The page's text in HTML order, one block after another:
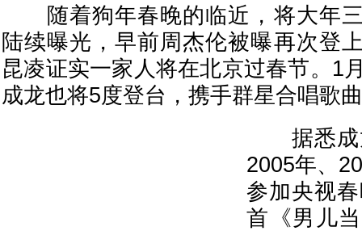
随着狗年春晚的临近，将大年三
陆续曝光，早前周杰伦被曝再次登
昆凌证实一家人将在北京过春节。1
成龙也将5度登台，携手群星合唱歌
据悉成
2005年、
参加央视
首《男儿